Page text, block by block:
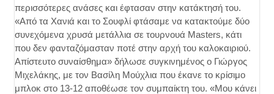
περισσότερες ανάσες και έφτασαν στην κατάκτησή του.
«Από τα Χανιά και το Σουφλί φτάσαμε να κατακτούμε δύο
συνεχόμενα χρυσά μετάλλια σε τουρνουά Masters, κάτι
που δεν φανταζόμασταν ποτέ στην αρχή του καλοκαιριού.
Απίστευτο συναίσθημα» δήλωσε συγκινημένος ο Γιώργος
Μιχελάκης, με τον Βασίλη Μούχλια που έκανε το κρίσιμο
μπλοκ στο 13-12 αποθέωσε τον συμπαίκτη του. «Μου κάνει